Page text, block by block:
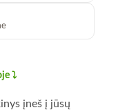
⤵️
įneš į jūsų